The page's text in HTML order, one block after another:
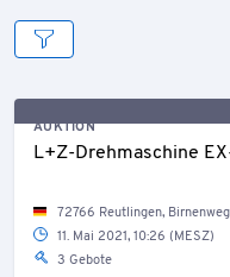
AUKTION
L+Z-Drehmaschine
72766 Reutlingen,
11. Mai 2021, 10:26 (MESZ)
3 Gebote